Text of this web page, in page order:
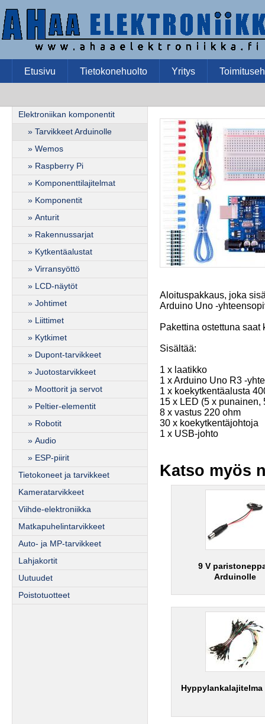
Etusivu Tietokonehuolto Yritys
Elektroniikan komponentit
» Tarvikkeet Arduinolle
» Wemos
» Raspberry Pi
» Komponenttilajitelmat
» Komponentit
» Anturit
» Rakennussarjat
» Kytkentäalustat
» Virransyöttö
» LCD-näytöt
» Johtimet
» Liittimet
» Kytkimet
» Dupont-tarvikkeet
» Juotostarvikkeet
» Moottorit ja servot
» Peltier-elementit
» Robotit
» Audio
» ESP-piirit
Tietokoneet ja tarvikkeet
Kameratarvikkeet
Viihde-elektroniikka
Matkapuhelintarvikkeet
Auto- ja MP-tarvikkeet
Lahjakortit
Uutuudet
Poistotuotteet
Aloituspakkaus, joka
Arduino Uno -
Pakettina ostettuna
Sisältää:
1 x laatikko
1 x Arduino Uno R3 -
1 x koekytkentäalusta
15 x LED (5 x
8 x vastus 220 ohm
30 x koekytkentäjohtoja
1 x USB-johto
Katso myös
9 V
Arduinolle
Hyppylankalajitelma